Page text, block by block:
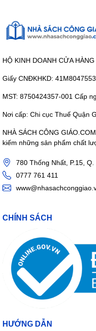
HỘ KINH DOANH CỬA
Giấy CNĐKHKD:
MST: 8750424357-001 Cấp
Nơi cấp: Chi cục Thuế Quận
NHÀ SÁCH CÔNG
kiếm những sản phẩm chất
780 Thống Nhất, P.15,
0777 761 411
CHÍNH SÁCH
HƯỚNG DẪN